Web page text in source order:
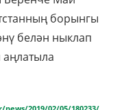
борынгы
белән ныклап